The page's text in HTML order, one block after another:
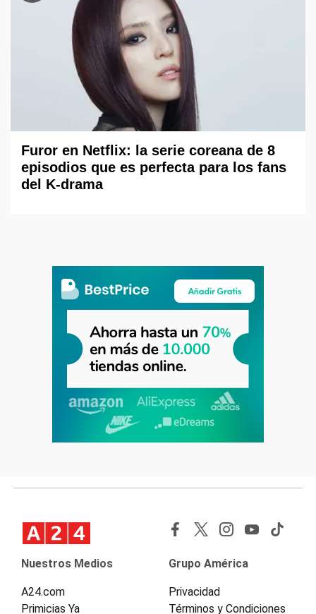
Furor en Netflix: la serie coreana de 8
episodios que es perfecta para los fans
del K-drama
Nuestros Medios
A24.com
Primicias Ya
Grupo América
Privacidad
Términos y Condiciones